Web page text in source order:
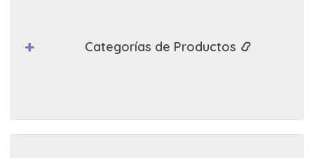
Categorías de Productos 📿